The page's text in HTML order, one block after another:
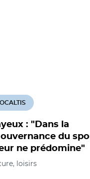
: "Dans la
du
ne prédomine"
loisirs